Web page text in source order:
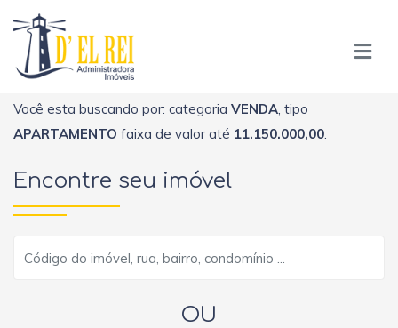
Você esta buscando por: categoria VENDA , tipo
APARTAMENTO faixa de valor até 11.150.000,00
Encontre seu imóvel
OU